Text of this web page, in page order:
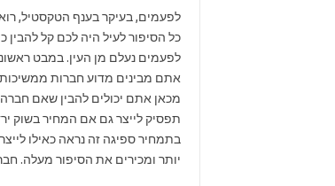
לפעמים, בעיקר בענף הטקסטיל,
כל הסיפור לעיל היה לכם קל להבין
לפעמים נעלם מן העין. במבט
אתם מבינים מדוע חברות
יותר ומכירים את הסיפור מעלה.